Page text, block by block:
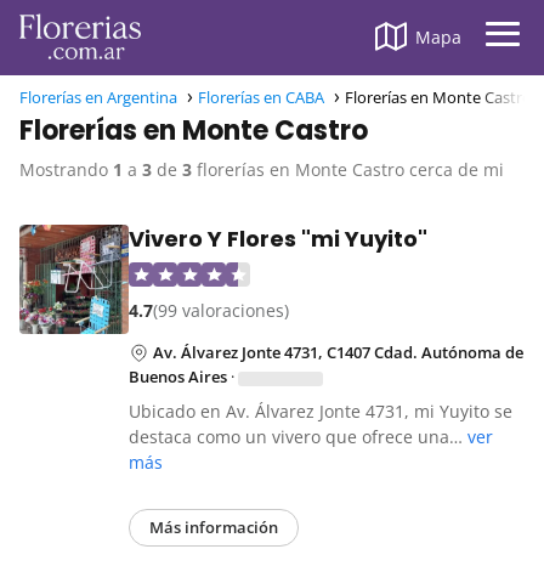
Mapa
Florerías en Argentina Florerías en CABA Florerías en Monte Castro
Florerías en Monte Castro
Mostrando 1 a 3 de 3 florerías en Monte Castro cerca de mi
Vivero Y Flores "mi Yuyito"
4.7(99 valoraciones)
Av. Álvarez Jonte 4731, C1407 Cdad. Autónoma de
Buenos Aires ·
Ubicado en Av. Álvarez Jonte 4731, mi Yuyito se
destaca como un vivero que ofrece una… ver
más
Más información